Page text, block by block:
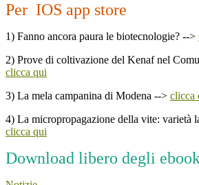
Per IOS app store
1) Fanno ancora paura le biotecnologie? -->
2) Prove di coltivazione del Kenaf nel
clicca qui
3) La mela campanina di Modena --> clicca
4) La micropropagazione della vite: varietà
clicca qui
Download libero degli